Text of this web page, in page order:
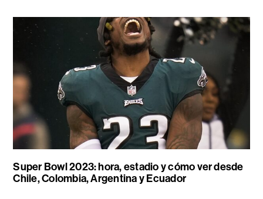
Super Bowl 2023: hora, estadio y cómo ver desde
Chile, Colombia, Argentina y Ecuador